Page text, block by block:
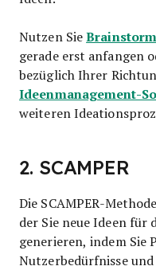
Nutzen Sie
gerade erst anfangen
bezüglich Ihrer
Ideenmanagement-
weiteren
2. SCAMPER
Die SCAMPER-
der Sie neue Ideen
generieren, indem Sie
Nutzerbedürfnisse